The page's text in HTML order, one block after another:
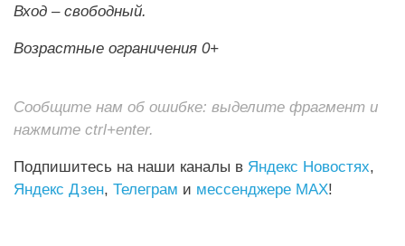
Вход – свободный.
Возрастные ограничения 0+
Сообщите нам об ошибке: выделите фрагмент и
нажмите ctrl+enter.
Подпишитесь на наши каналы в Яндекс Новостях,
Яндекс Дзен, Телеграм и мессенджере MAX!